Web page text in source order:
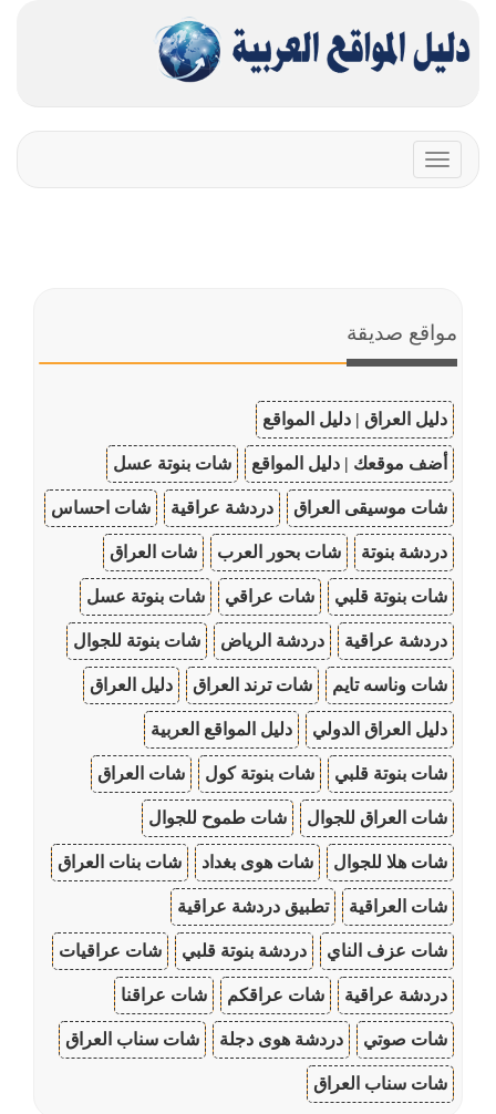
Toggle
navigation
مواقع صديقة
دليل العراق | دليل المواقع
أضف موقعك | دليل المواقع شات بنوتة عسل
شات موسيقى العراق دردشة عراقية شات احساس
دردشة بنوتة شات بحور العرب شات العراق
شات بنوتة قلبي شات عراقي شات بنوتة عسل
دردشة عراقية دردشة الرياض شات بنوتة للجوال
شات وناسه تايم شات ترند العراق دليل العراق
دليل العراق الدولي دليل المواقع العربية
شات بنوتة قلبي شات بنوتة كول شات العراق
شات العراق للجوال شات طموح للجوال
شات هلا للجوال شات هوى بغداد شات بنات العراق
شات العراقية تطبيق دردشة عراقية
شات عزف الناي دردشة بنوتة قلبي شات عراقيات
دردشة عراقية شات عراقكم شات عراقنا
شات صوتي دردشة هوى دجلة شات سناب العراق
شات سناب العراق